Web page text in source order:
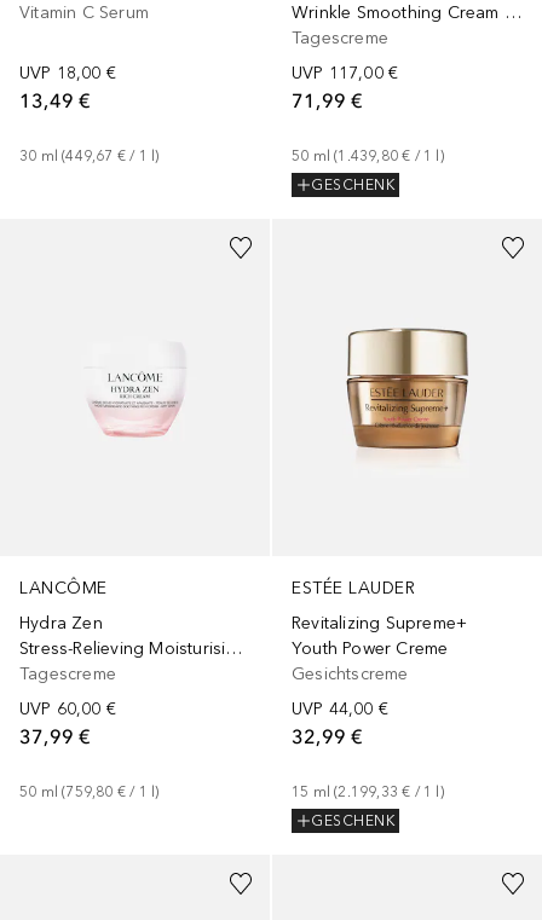
Vitamin C Serum
UVP 18,00 €
13,49 €
30 ml (449,67 € / 1 l)
Wrinkle Smoothing Cream Enriched
Tagescreme
UVP 117,00 €
71,99 €
50 ml (1.439,80 € / 1
)
GESCHENK
LANCÔME
Hydra Zen
Stress-Relieving Moisturising Rich Cream
Tagescreme
UVP 60,00 €
37,99 €
50 ml (759,80 € / 1 l)
ESTÉE LAUDER
Revitalizing Supreme+
Youth Power Creme
Gesichtscreme
UVP 44,00 €
32,99 €
15 ml (2.199,33 € / 1 l)
GESCHENK
Größen